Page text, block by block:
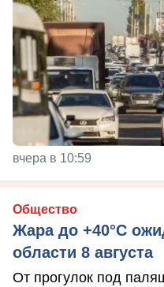
вчера в 10:59
Общество
Жара до +40°С
области 8 августа
От прогулок под